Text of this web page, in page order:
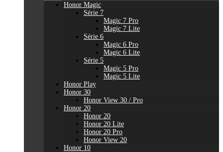
Honor Magic
Série 7
Magic 7 Pro
Magic 7 Lite
Série 6
Magic 6 Pro
Magic 6 Lite
Série 5
Magic 5 Pro
Magic 5 Lite
Honor Play
Honor 30
Honor View 30 / Pro
Honor 20
Honor 20
Honor 20 Lite
Honor 20 Pro
Honor View 20
Honor 10